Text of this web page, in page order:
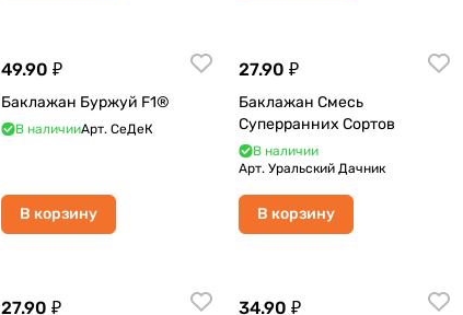
49.90 ₽
Баклажан Буржуй F1®
В наличииАрт.СеДеК
В корзину
27.90 ₽
Баклажан Смесь
Суперранних Сортов
В наличии
Арт.Уральский Дачник
В корзину
27.90 ₽ 34.90 ₽